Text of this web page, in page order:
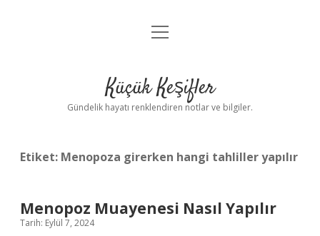
Anasayfa
Yasal Uyarı
menüyü
Küçük Keşifler
Gündelik hayatı renklendiren notlar ve bilgiler.
Etiket: Menopoza girerken hangi tahliller yapılır
Menopoz Muayenesi Nasıl Yapılır
Tarih: Eylül 7, 2024